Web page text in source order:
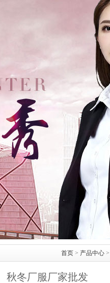
首页 > 产品中心 >
秋冬厂服厂家批发